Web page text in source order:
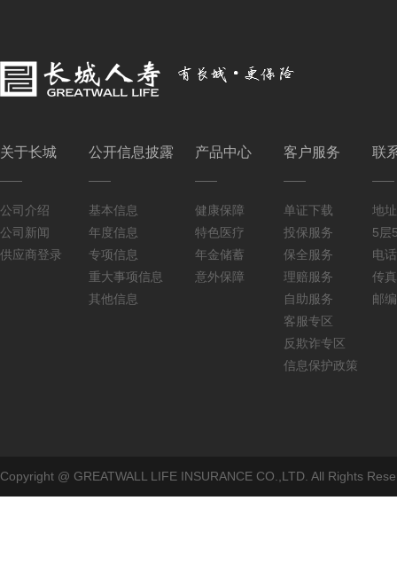
关于长城
公司介绍
公司新闻
供应商登录
公开信息披露
基本信息
年度信息
专项信息
重大事项信息
其他信息
产品中心
健康保障
特色医疗
年金储蓄
意外保障
客户服务
单证下载
投保服务
保全服务
理赔服务
自助服务
客服专区
反欺诈专区
信息保护政策
联
地
5层
电
传
邮
Copyright @ GREATWALL LIFE INSURANCE CO.,LTD. All Rights